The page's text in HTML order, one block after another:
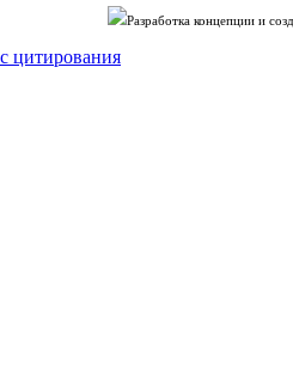
Разработка концепции и